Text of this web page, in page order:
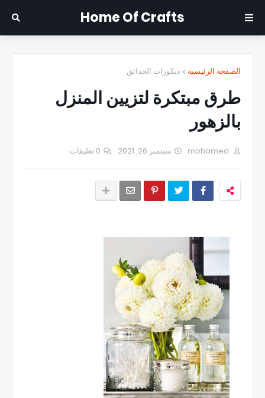
Home Of Crafts
الصفحة الرئيسية ديكورات الحدائق
طرق مبتكرة لتزيين المنزل
بالزهور
سبتمبر 26, 2021 0 تعليقات